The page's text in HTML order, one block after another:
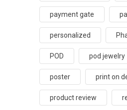
payment gate
personalized
POD pod jewelry
poster print on
product review